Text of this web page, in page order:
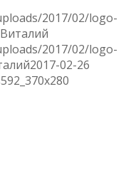
2017/02/logo-
Виталий
2017/02/logo-
2017-02-26